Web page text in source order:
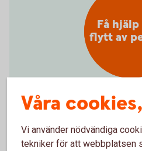
Hjälp att flytta
Vill du samla din pension
Få
flytt av
Våra
Vi använder nödvändiga
tekniker för att webbplatsen